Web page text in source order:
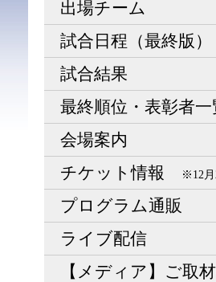
出場チーム
試合日程（最終版）
試合結果
最終順位・表彰者一
会場案内
チケット情報
※12月
プログラム通販
ライブ配信
【メディア】ご取